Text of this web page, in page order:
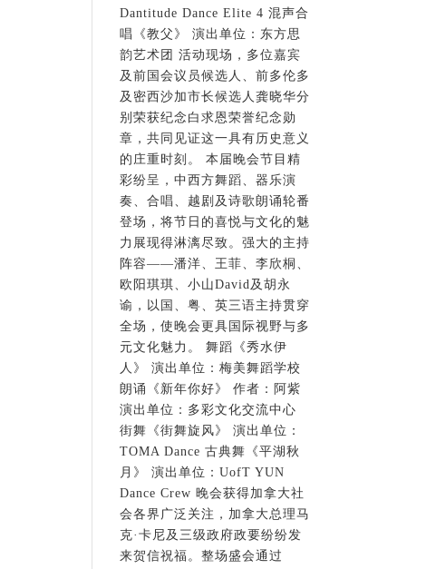
Dantitude Dance Elite 4 混声合
唱《教父》 演出单位：东方思
韵艺术团 活动现场，多位嘉宾
及前国会议员候选人、前多伦多
及密西沙加市长候选人龚晓华分
别荣获纪念白求恩荣誉纪念勋
章，共同见证这一具有历史意义
的庄重时刻。 本届晚会节目精
彩纷呈，中西方舞蹈、器乐演
奏、合唱、越剧及诗歌朗诵轮番
登场，将节日的喜悦与文化的魅
力展现得淋漓尽致。强大的主持
阵容——潘洋、王菲、李欣桐、
欧阳琪琪、小山David及胡永
谕，以国、粤、英三语主持贯穿
全场，使晚会更具国际视野与多
元文化魅力。 舞蹈《秀水伊
人》 演出单位：梅美舞蹈学校
朗诵《新年你好》 作者：阿紫
演出单位：多彩文化交流中心
街舞《街舞旋风》 演出单位：
TOMA Dance 古典舞《平湖秋
月》 演出单位：UofT YUN
Dance Crew 晚会获得加拿大社
会各界广泛关注，加拿大总理马
克·卡尼及三级政府政要纷纷发
来贺信祝福。整场盛会通过